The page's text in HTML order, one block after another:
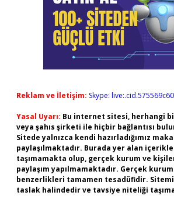
Reklam ve İletişim: Skype:
Yasal Uyarı: Bu internet sitesi, herhangi
veya şahıs şirketi ile hiçbir bağlantısı
Sitede yalnızca kendi hazırladığımız
paylaşılmaktadır. Burada yer alan
taşımamakta olup, gerçek kurum ve
paylaşım yapılmamaktadır. Gerçek
benzerlikleri tamamen tesadüfidir.
taslak halindedir ve tavsiye niteliği